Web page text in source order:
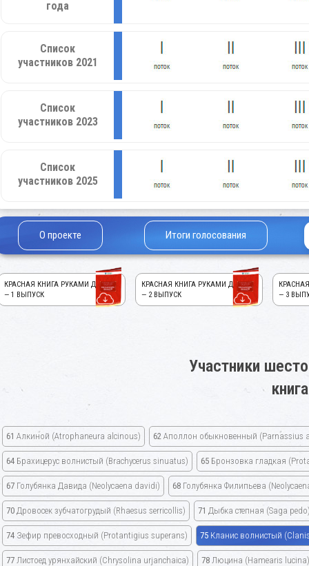
года
Список
участников 2021
Список
участников 2023
Список
участников 2025
О проекте Итоги голосования
КРАСНАЯ КНИГА РУКАМИ ДЕТЕЙ!
— 1 ВЫПУСК
КРАСНАЯ КНИГА РУКАМИ ДЕТЕЙ!
— 2 ВЫПУСК
— 3
Участники
61 Алкиной (Atrophaneura alcinous) 62 Аполлон обыкновенный (Parnassius
64 Брахицерус волнистый (Brachycerus sinuatus) 65 Бронзовка гладкая
67 Голубянка Давида (Neolycaena davidi) 68 Голубянка Филипьева
70 Дровосек зубчатогрудый (Rhaesus serricollis) 71 Дыбка степная (Saga
74 Зефир превосходный (Protantigius superans) 75 Кланис волнистый
77 Листоед урянхайский (Chrysolina urjanchaica) 78 Люцина (Hamearis lucina)